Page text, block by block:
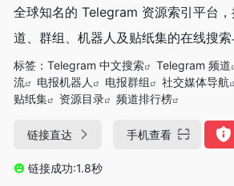
全球知名的 Telegram 资源索引平台
道、群组、机器人及贴纸集的在线搜索
标签： Telegram 中文搜索 Telegram 频道
流
电报机器人 电报群组 社交媒体导航
贴纸集
资源目录 频道排行榜
链接直达 手机查看
链接成功:1.8秒